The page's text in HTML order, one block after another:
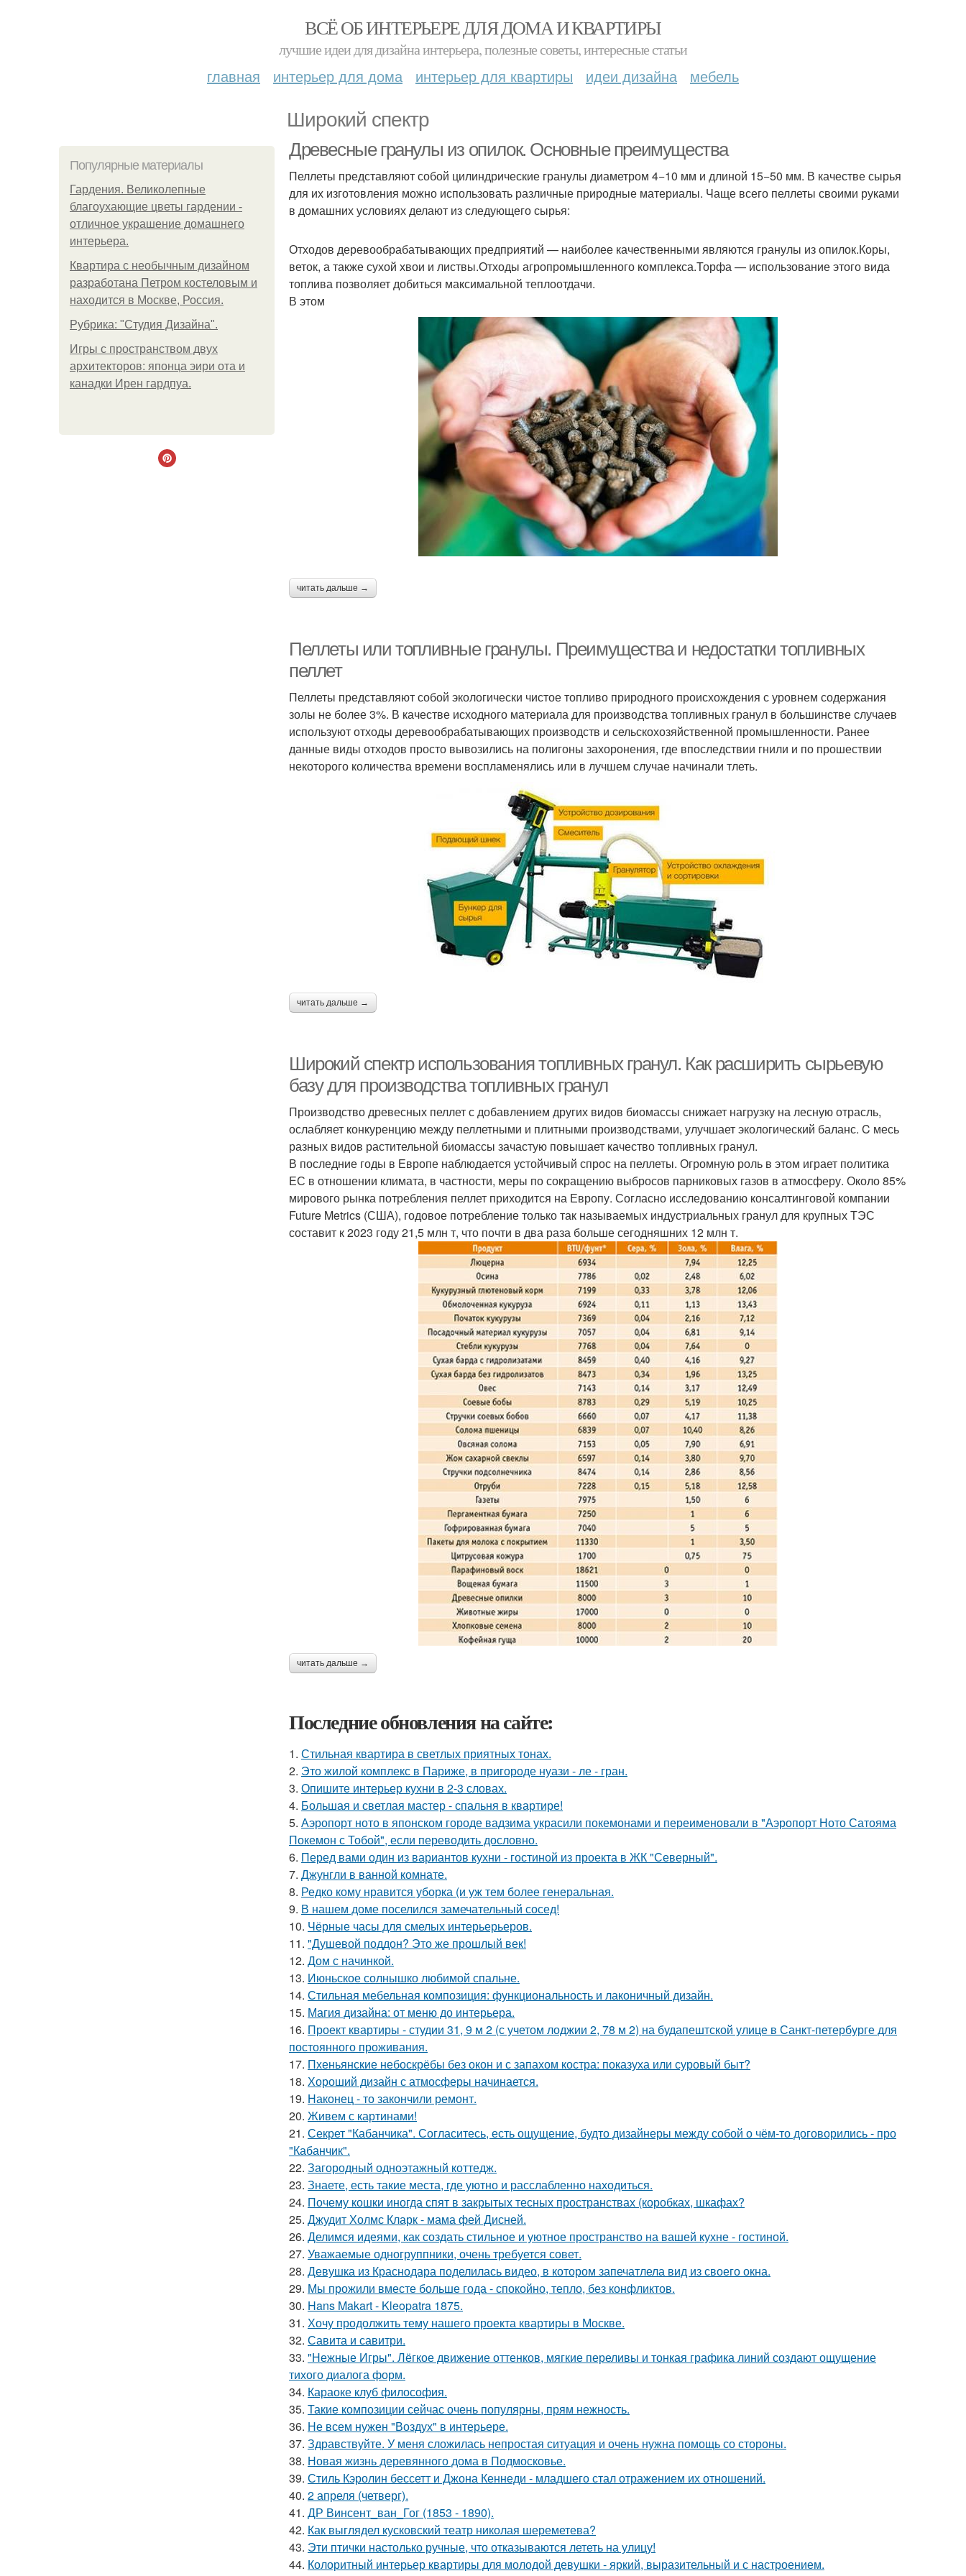
ВСЁ ОБ ИНТЕРЬЕРЕ ДЛЯ ДОМА И КВАРТИРЫ
лучшие идеи для дизайна интерьера, полезные советы, интересные статьи
главная интерьер для дома интерьер для квартиры идеи дизайна мебель
Широкий спектр
Популярные материалы
Гардения. Великолепные
благоухающие цветы гардении -
отличное украшение домашнего
интерьера.
Квартира с необычным дизайном
разработана Петром костеловым и
находится в Москве, Россия.
Рубрика: "Студия Дизайна".
Игры с пространством двух
архитекторов: японца эири ота и
канадки Ирен гардпуа.
Древесные гранулы из опилок. Основные преимущества
Пеллеты представляют собой цилиндрические гранулы диаметром 4−10 мм и длиной 15−50 мм. В качестве сырья
для их изготовления можно использовать различные природные материалы. Чаще всего пеллеты своими руками
в домашних условиях делают из следующего сырья:
Отходов деревообрабатывающих предприятий — наиболее качественными являются гранулы из опилок.Коры,
веток, а также сухой хвои и листвы.Отходы агропромышленного комплекса.Торфа — использование этого вида
топлива позволяет добиться максимальной теплоотдачи.
В этом
читать дальше →
Пеллеты или топливные гранулы. Преимущества и недостатки топливных
пеллет
Пеллеты представляют собой экологически чистое топливо природного происхождения с уровнем содержания
золы не более 3%. В качестве исходного материала для производства топливных гранул в большинстве случаев
используют отходы деревообрабатывающих производств и сельскохозяйственной промышленности. Ранее
данные виды отходов просто вывозились на полигоны захоронения, где впоследствии гнили и по прошествии
некоторого количества времени воспламенялись или в лучшем случае начинали тлеть.
читать дальше →
Широкий спектр использования топливных гранул. Как расширить сырьевую
базу для производства топливных гранул
Производство древесных пеллет с добавлением других видов биомассы снижает нагрузку на лесную отрасль,
ослабляет конкуренцию между пеллетными и плитными производствами, улучшает экологический баланс. C месь
разных видов растительной биомассы зачастую повышает качество топливных гранул.
В последние годы в Европе наблюдается устойчивый спрос на пеллеты. Огромную роль в этом играет политика
ЕС в отношении климата, в частности, меры по сокращению выбросов парниковых газов в атмосферу. Около 85%
мирового рынка потребления пеллет приходится на Европу. Согласно исследованию консалтинговой компании
Future Metrics (США), годовое потребление только так называемых индустриальных гранул для крупных ТЭС
составит к 2023 году 21,5 млн т, что почти в два раза больше сегодняшних 12 млн т.
читать дальше →
Последние обновления на сайте:
1. Стильная квартира в светлых приятных тонах.
2. Это жилой комплекс в Париже, в пригороде нуази - ле - гран.
3. Опишите интерьер кухни в 2-3 словах.
4. Большая и светлая мастер - спальня в квартире!
5. Аэропорт ното в японском городе вадзима украсили покемонами и переименовали в "Аэропорт Ното Сатояма
Покемон с Тобой", если переводить дословно.
6. Перед вами один из вариантов кухни - гостиной из проекта в ЖК "Северный".
7. Джунгли в ванной комнате.
8. Редко кому нравится уборка (и уж тем более генеральная.
9. В нашем доме поселился замечательный сосед!
10. Чёрные часы для смелых интерьерьеров.
11. "Душевой поддон? Это же прошлый век!
12. Дом с начинкой.
13. Июньское солнышко любимой спальне.
14. Стильная мебельная композиция: функциональность и лаконичный дизайн.
15. Магия дизайна: от меню до интерьера.
16. Проект квартиры - студии 31, 9 м 2 (с учетом лоджии 2, 78 м 2) на будапештской улице в Санкт-петербурге для
постоянного проживания.
17. Пхеньянские небоскрёбы без окон и с запахом костра: показуха или суровый быт?
18. Хороший дизайн с атмосферы начинается.
19. Наконец - то закончили ремонт.
20. Живем с картинами!
21. Секрет "Кабанчика". Согласитесь, есть ощущение, будто дизайнеры между собой о чём-то договорились - про
"Кабанчик".
22. Загородный одноэтажный коттедж.
23. Знаете, есть такие места, где уютно и расслабленно находиться.
24. Почему кошки иногда спят в закрытых тесных пространствах (коробках, шкафах?
25. Джудит Холмс Кларк - мама фей Дисней.
26. Делимся идеями, как создать стильное и уютное пространство на вашей кухне - гостиной.
27. Уважаемые одногруппники, очень требуется совет.
28. Девушка из Краснодара поделилась видео, в котором запечатлела вид из своего окна.
29. Мы прожили вместе больше года - спокойно, тепло, без конфликтов.
30. Hans Makart - Kleopatra 1875.
31. Хочу продолжить тему нашего проекта квартиры в Москве.
32. Савита и савитри.
33. "Нежные Игры". Лёгкое движение оттенков, мягкие переливы и тонкая графика линий создают ощущение
тихого диалога форм.
34. Караоке клуб философия.
35. Такие композиции сейчас очень популярны, прям нежность.
36. Не всем нужен "Воздух" в интерьере.
37. Здравствуйте. У меня сложилась непростая ситуация и очень нужна помощь со стороны.
38. Новая жизнь деревянного дома в Подмосковье.
39. Стиль Кэролин бессетт и Джона Кеннеди - младшего стал отражением их отношений.
40. 2 апреля (четверг).
41. ДР Винсент_ван_Гог (1853 - 1890).
42. Как выглядел кусковский театр николая шереметева?
43. Эти птички настолько ручные, что отказываются лететь на улицу!
44. Колоритный интерьер квартиры для молодой девушки - яркий, выразительный и с настроением.